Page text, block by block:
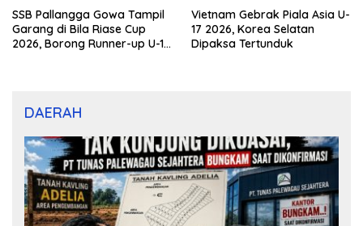
SSB Pallangga Gowa Tampil
Garang di Bila Riase Cup
2026, Borong Runner-up U-10
Vietnam Gebrak Piala Asia U-
17 2026, Korea Selatan
Dipaksa Tertunduk
DAERAH